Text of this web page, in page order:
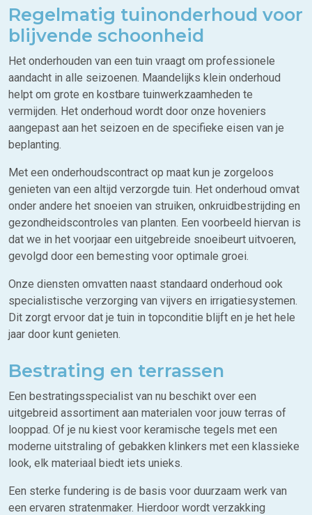
Regelmatig tuinonderhoud voor
blijvende schoonheid
Het onderhouden van een tuin vraagt om professionele
aandacht in alle seizoenen. Maandelijks klein onderhoud
helpt om grote en kostbare tuinwerkzaamheden te
vermijden. Het onderhoud wordt door onze hoveniers
aangepast aan het seizoen en de specifieke eisen van je
beplanting.
Met een onderhoudscontract op maat kun je zorgeloos
genieten van een altijd verzorgde tuin. Het onderhoud omvat
onder andere het snoeien van struiken, onkruidbestrijding en
gezondheidscontroles van planten. Een voorbeeld hiervan is
dat we in het voorjaar een uitgebreide snoeibeurt uitvoeren,
gevolgd door een bemesting voor optimale groei.
Onze diensten omvatten naast standaard onderhoud ook
specialistische verzorging van vijvers en irrigatiesystemen.
Dit zorgt ervoor dat je tuin in topconditie blijft en je het hele
jaar door kunt genieten.
Bestrating en terrassen
Een bestratingsspecialist van nu beschikt over een
uitgebreid assortiment aan materialen voor jouw terras of
looppad. Of je nu kiest voor keramische tegels met een
moderne uitstraling of gebakken klinkers met een klassieke
look, elk materiaal biedt iets unieks.
Een sterke fundering is de basis voor duurzaam werk van
een ervaren stratenmaker. Hierdoor wordt verzakking